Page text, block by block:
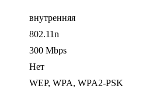
внутренняя
802.11n
300 Mbps
Нет
WEP, WPA, WPA2-PSK